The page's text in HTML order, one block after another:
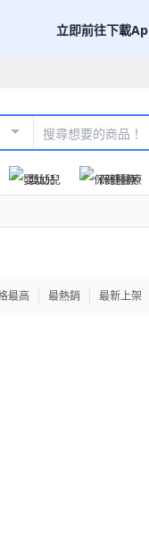
立即前往下載
嬰幼兒 保健醫療
最高 最熱銷 最新上架